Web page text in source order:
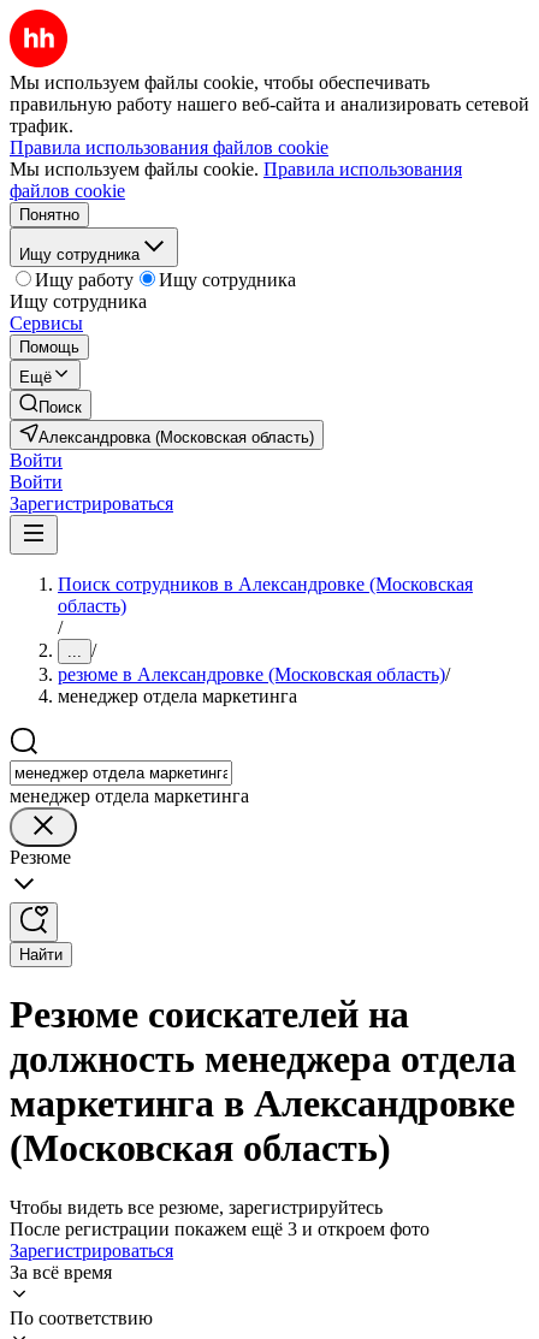
Мы используем файлы cookie, чтобы обеспечивать
правильную работу нашего веб-сайта и анализировать сетевой
трафик.
Правила использования файлов cookie
Мы используем файлы cookie. Правила использования
файлов cookie
Понятно
Ищу сотрудника
Ищу работу
Ищу сотрудника
Ищу сотрудника
Сервисы
Помощь
Ещё
Поиск
Александровка (Московская область)
Войти
Войти
Зарегистрироваться
Поиск сотрудников в Александровке (Московская
область)
/
... /
резюме в Александровке (Московская область)/
менеджер отдела маркетинга
менеджер отдела маркетинга
Резюме
Найти
Резюме соискателей на
должность менеджера отдела
маркетинга в Александровке
(Московская область)
Чтобы видеть все резюме, зарегистрируйтесь
После регистрации покажем ещё 3 и откроем фото
Зарегистрироваться
За всё время
По соответствию